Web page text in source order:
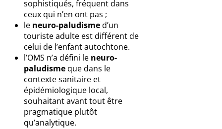
sophistiqués, fréquent dans
ceux qui n’en ont pas ;
le neuro-paludismed’un
touriste adulte est différent de
celui de l’enfant autochtone.
l’OMS n’a défini le neuro-
paludisme que dans le
contexte sanitaire et
épidémiologique local,
souhaitant avant tout être
pragmatique plutôt
qu’analytique.